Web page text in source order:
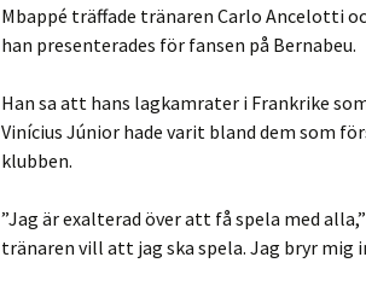
Mbappé träffade tränaren Carlo Ancelotti
han presenterades för fansen på Bernabeu.
Han sa att hans lagkamrater i Frankrike
Vinícius Júnior hade varit bland dem som
klubben.
”Jag är exalterad över att få spela med
tränaren vill att jag ska spela. Jag bryr mig